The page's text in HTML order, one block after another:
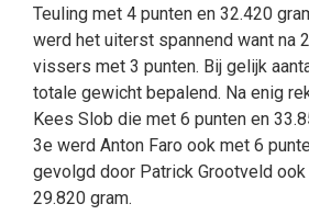
Teuling met 4 punten en 32.420
werd het uiterst spannend want na
vissers met 3 punten. Bij gelijk
totale gewicht bepalend. Na enig
Kees Slob die met 6 punten en
3e werd Anton Faro ook met 6
gevolgd door Patrick Grootveld
29.820 gram.